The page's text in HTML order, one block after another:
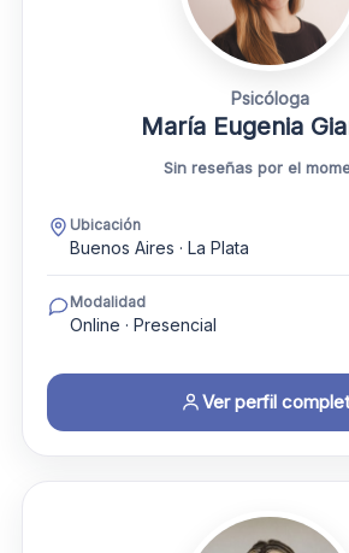
Psicóloga
María Eugenia
Sin reseñas por el
Ubicación
Buenos Aires · La Plata
Modalidad
Online · Presencial
Ver perfil